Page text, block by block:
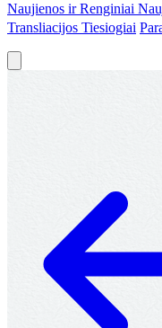
Naujienos ir Renginiai
Transliacijos Tiesiogiai